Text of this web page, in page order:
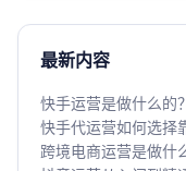
最新内容
快手运营是做什么的
快手代运营如何选择
跨境电商运营是做什